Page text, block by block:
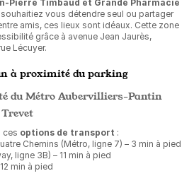
Pierre Timbaud et Grande Pharmacie
vous détendre seul ou partager
amis, ces lieux sont idéaux. Cette zone
grâce à avenue Jean Jaurès,
Lécuyer.
à proximité du parking
du Métro Aubervilliers-Pantin
ces options de transport :
Chemins (Métro, ligne 7) – 3 min à pied
ligne 3B) – 11 min à pied
min à pied